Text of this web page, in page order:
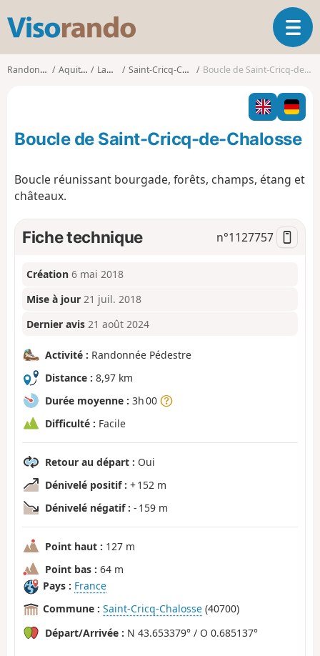
s
o
o
O
u
i
r
l
a
v
a
t
Randonnées Aquitaine Landes Saint-Cricq-Chalosse Boucle de Saint-Cricq-de-Chalosse
Boucle de Saint-Cricq-de-Chalosse
Boucle réunissant bourgade, forêts, champs, étang et
châteaux.
Fiche technique n°1127757
Création 6 mai 2018
Mise à jour 21 juil. 2018
Dernier avis 21 août 2024
Activité : Randonnée Pédestre
Distance : 8,97 km
Durée moyenne : 3h 00
Difficulté : Facile
Retour au départ : Oui
Dénivelé positif : + 152 m
Dénivelé négatif : - 159 m
Point haut : 127 m
Point bas : 64 m
Pays : France
Commune : Saint-Cricq-Chalosse (40700)
Départ/Arrivée : N 43.653379° / O 0.685137°